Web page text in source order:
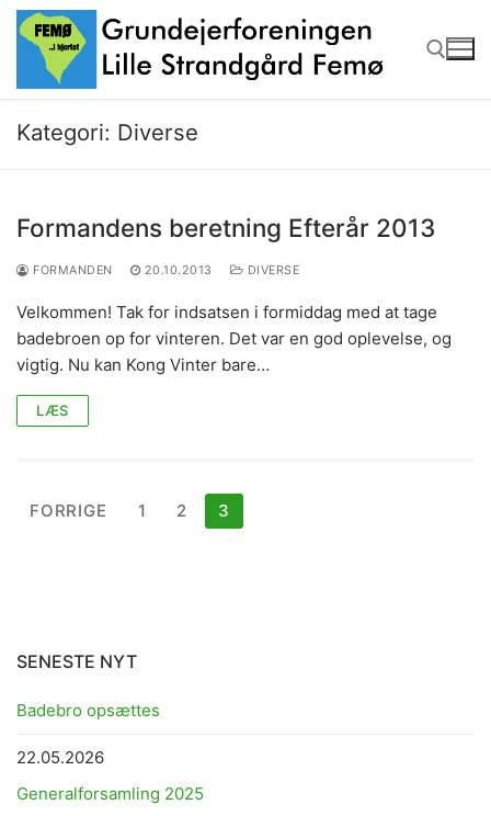
Spring
indhold
Kategori: Diverse
Formandens beretning Efterår 2013
FORMANDEN 20.10.2013 DIVERSE
Velkommen! Tak for indsatsen i formiddag med at tage
badebroen op for vinteren. Det var en god oplevelse, og
vigtig. Nu kan Kong Vinter bare…
LÆS
Indlægsinddeling
FORRIGE 1 2 3
SENESTE NYT
Badebro opsættes
22.05.2026
Generalforsamling 2025